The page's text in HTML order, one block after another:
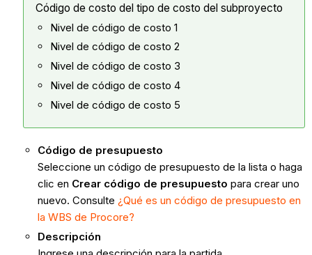
Código de costo del tipo de costo del subproyecto
Nivel de código de costo 1
Nivel de código de costo 2
Nivel de código de costo 3
Nivel de código de costo 4
Nivel de código de costo 5
Código de presupuesto
Seleccione un código de presupuesto de la lista o haga
clic en Crear código de presupuesto para crear uno
nuevo. Consulte ¿Qué es un código de presupuesto en
la WBS de Procore?
Descripción